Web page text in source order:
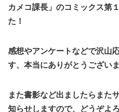
カメコ課長 」のコミックス第
た！
感想やアンケートなどで沢山
す、本当にありがとうございま
また書影など出ましたらまた
知らせしますので、どうぞよ